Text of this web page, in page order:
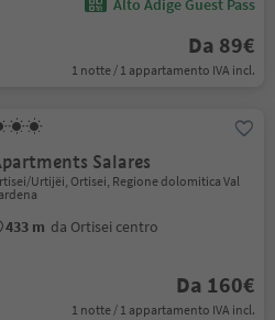
Alto Adige Guest Pass
Da 89€
1 notte / 1 appartamento IVA incl.
Salares
Urtijëi, Ortisei, Regione dolomitica Val
433 m da Ortisei centro
Da 160€
1 notte / 1 appartamento IVA incl.